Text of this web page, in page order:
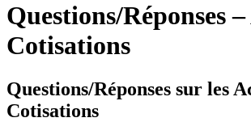
Questions/Réponses
Cotisations
Questions/Réponses sur les
Cotisations